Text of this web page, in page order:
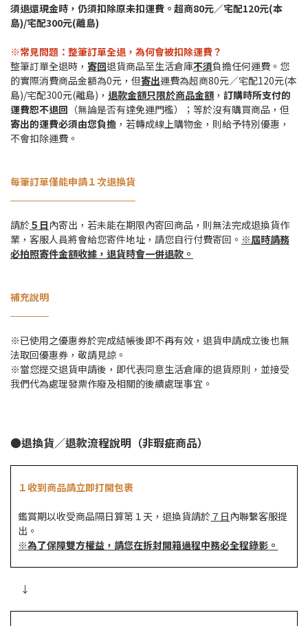
須退還現金時，仍須扣除原未扣運費。超商80元／宅配120元(本
島)/宅配300元(離島)
※常見問題：整筆訂單全退，為何會被扣除運費？
整筆訂單全退時， 寄回退貨商品至生活倉庫不須負擔任何運費。您
的實際消費商品金額為0元，但寄出運費為超商80元／宅配120元(本
島)/宅配300元(離島)， 退款金額只限於商品金額 ， 訂購時所支付的
運費恕不退回 （無論是否有達免運門檻）；等於沒有購買商品，但
寄出的運費必須由您負擔 ，若轉成線上購物金，則給予特別優惠，
不會扣除運費。
每筆訂單僅能申請１次退換貨
請於５日 內寄出，若未能在期限內寄回商品，則無法完成退換貨作
業，客服人員將會給您寄件地址，請您自行付費寄回。 ※屆時請務
必拍照寄件金額收據，退貨時會一併退款。
補充說明
※已使用之優惠券於完成結帳後即不再有效，退貨申請成立後也無
法取回優惠券，敬請見諒。
※當您提交退貨申請後，即代表同意生活倉庫的退貨原則，並接受
我們代為處理發票作廢及相關的後續處理事宜。
●退換貨／退款流程說明（非瑕疵商品）
１收到商品請立即打開包裹
鑑賞期以收受商品隔日算第１天，退換貨請於７日 內聯繫客服提
出。
※為了保障雙方權益，請您在拆封開箱過程中務必全程錄影。
↓